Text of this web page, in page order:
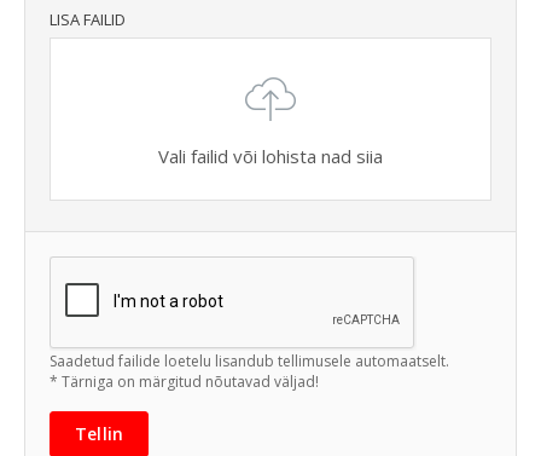
LISA FAILID
Vali failid või lohista nad siia
Saadetud failide loetelu lisandub tellimusele automaatselt.
* Tärniga on märgitud nõutavad väljad!
Tellin